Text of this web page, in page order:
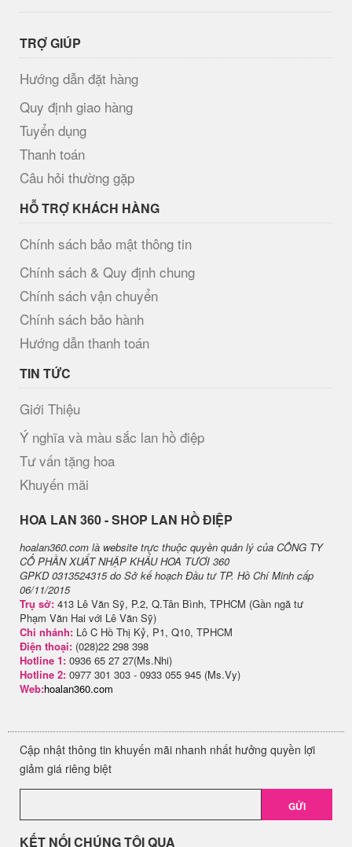
TRỢ GIÚP
Hướng dẫn đặt hàng
Quy định giao hàng
Tuyển dụng
Thanh toán
Câu hỏi thường gặp
HỖ TRỢ KHÁCH HÀNG
Chính sách bảo mật thông tin
Chính sách & Quy định chung
Chính sách vận chuyển
Chính sách bảo hành
Hướng dẫn thanh toán
TIN TỨC
Giới Thiệu
Ý nghĩa và màu sắc lan hồ điệp
Tư vấn tặng hoa
Khuyến mãi
H​OA LAN 360 - SHOP LAN HỒ ĐIỆP
hoalan360.com là website trực thuộc quyền quản lý của CÔNG TY
CỔ PHẦN XUẤT NHẬP KHẨU HOA TƯƠI 360
GPKD 0313524315 do Sở kế hoạch Đầu tư TP. Hồ Chí Minh cấp
06/11/2015
Trụ sở: 413 Lê Văn Sỹ, P.2, Q.Tân Bình, TPHCM (Gần ngã tư
Phạm Văn Hai với Lê Văn Sỹ)
Chi nhánh: Lô C Hồ Thị Kỷ, P1, Q10, TPHCM
Điện thoại: (028)22 298 398
Hotline 1: 0936 65 27 27(Ms.Nhi)
Hotline 2: 0977 301 303 - 0933 055 945 (Ms.Vy)
Web:hoalan360.com
Cập nhật thông tin khuyến mãi nhanh nhất hưởng quyền lợi
giảm giá riêng biệt
GỬI
KẾT NỐI CHÚNG TÔI QUA